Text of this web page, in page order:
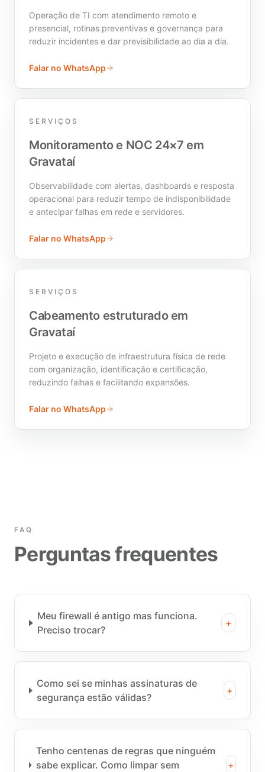
Operação de TI com atendimento remoto e
presencial, rotinas preventivas e governança para
reduzir incidentes e dar previsibilidade ao dia a dia.
Falar no WhatsApp
SERVIÇOS
Monitoramento e NOC 24×7 em
Gravataí
Observabilidade com alertas, dashboards e resposta
operacional para reduzir tempo de indisponibilidade
e antecipar falhas em rede e servidores.
Falar no WhatsApp
SERVIÇOS
Cabeamento estruturado em
Gravataí
Projeto e execução de infraestrutura física de rede
com organização, identificação e certificação,
reduzindo falhas e facilitando expansões.
Falar no WhatsApp
FAQ
Perguntas frequentes
Meu firewall é antigo mas funciona.
Preciso trocar?
+
Como sei se minhas assinaturas de
segurança estão válidas?
+
Tenho centenas de regras que ninguém
sabe explicar. Como limpar sem
+